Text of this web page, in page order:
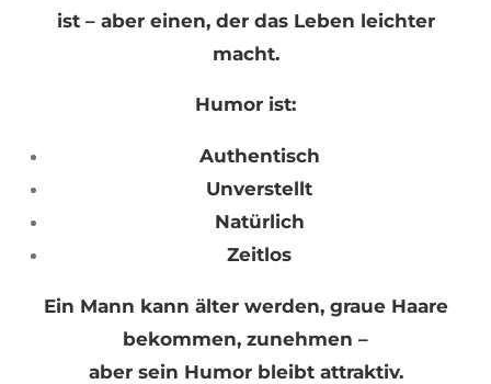
ist – aber einen, der das Leben leichter
macht.
Humor ist:
Authentisch
Unverstellt
Natürlich
Zeitlos
Ein Mann kann älter werden, graue Haare
bekommen, zunehmen –
aber sein Humor bleibt attraktiv.